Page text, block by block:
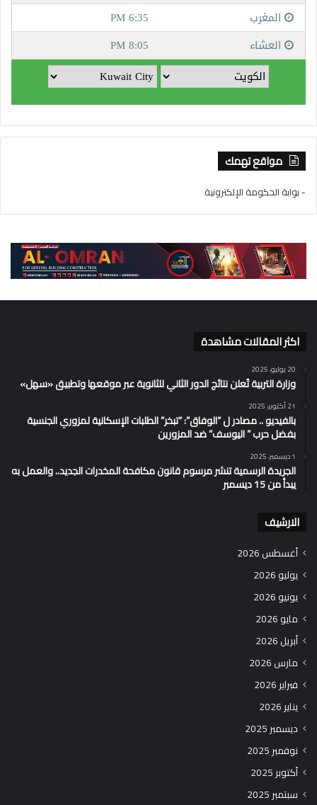
مواقع تهمك
- بوابة الحكومة الإلكترونية
اكثر المقالات مشاهدة
20 يوليو، 2025
وزارة التربية تُعلن نتائج الدور الثاني للثانوية عبر موقعها وتطبيق «سهل»
21 أكتوبر، 2025
بالفيديو .. مصادر ل “الوفاق”: “تبخر” الطلبات الإسكانية لمزوري الجنسية
بفضل حرب ” اليوسف” ضد المزورين
1 ديسمبر، 2025
الجريدة الرسمية تنشر مرسوم قانون مكافحة المخدرات الجديد.. والعمل به
يبدأ من 15 ديسمبر
الارشيف
أغسطس 2026
يوليو 2026
يونيو 2026
مايو 2026
أبريل 2026
مارس 2026
فبراير 2026
يناير 2026
ديسمبر 2025
نوفمبر 2025
أكتوبر 2025
سبتمبر 2025